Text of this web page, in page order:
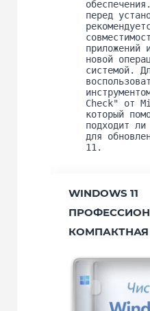
перед
приложений
новой
системой.
Check" от
который
подходит ли
для
11.
WINDOWS 11
КОМПАКТНАЯ